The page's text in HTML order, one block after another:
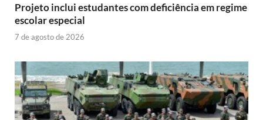
Projeto inclui estudantes com deficiência em regime
escolar especial
7 de agosto de 2026